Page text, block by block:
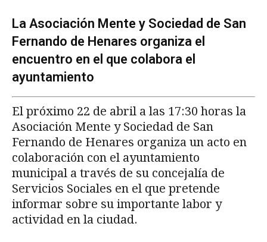
La Asociación Mente y Sociedad de San
Fernando de Henares organiza el
encuentro en el que colabora el
ayuntamiento
El próximo 22 de abril a las 17:30 horas la
Asociación Mente y Sociedad de San
Fernando de Henares organiza un acto en
colaboración con el ayuntamiento
municipal a través de su concejalía de
Servicios Sociales en el que pretende
informar sobre su importante labor y
actividad en la ciudad.